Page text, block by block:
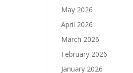
May 2026
April 2026
March 2026
February 2026
January 2026